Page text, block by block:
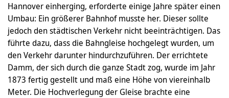
Hannover einherging, erforderte einige Jahre später einen
Umbau: Ein größerer Bahnhof musste her. Dieser sollte
jedoch den städtischen Verkehr nicht beeinträchtigen. Das
führte dazu, dass die Bahngleise hochgelegt wurden, um
den Verkehr darunter hindurchzuführen. Der errichtete
Damm, der sich durch die ganze Stadt zog, wurde im Jahr
1873 fertig gestellt und maß eine Höhe von viereinhalb
Meter. Die Hochverlegung der Gleise brachte eine